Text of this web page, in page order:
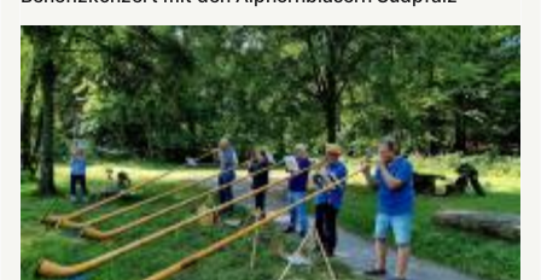
Klingenmünster
ist
am
Tag
des
offenen
Denkmals
am
8.
September